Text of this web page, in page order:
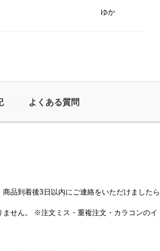
ゆか
よくある質問
品到着後3日以内にご連絡をいただけましたら
せん。 ※注文ミス・重複注文・カラコンのイ